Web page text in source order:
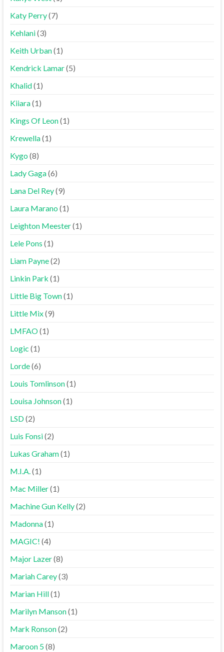
Katy Perry(7)
Kehlani(3)
Keith Urban(1)
Kendrick Lamar(5)
Khalid(1)
Kiiara(1)
Kings Of Leon(1)
Krewella(1)
Kygo(8)
Lady Gaga(6)
Lana Del Rey(9)
Laura Marano(1)
Leighton Meester(1)
Lele Pons (1)
Liam Payne(2)
Linkin Park (1)
Little Big Town(1)
Little Mix(9)
LMFAO(1)
Logic (1)
Lorde(6)
Louis Tomlinson(1)
Louisa Johnson(1)
LSD(2)
Luis Fonsi(2)
Lukas Graham(1)
M.I.A.(1)
Mac Miller(1)
Machine Gun Kelly(2)
Madonna(1)
MAGIC! (4)
Major Lazer(8)
Mariah Carey(3)
Marian Hill(1)
Marilyn Manson(1)
Mark Ronson(2)
Maroon 5(8)